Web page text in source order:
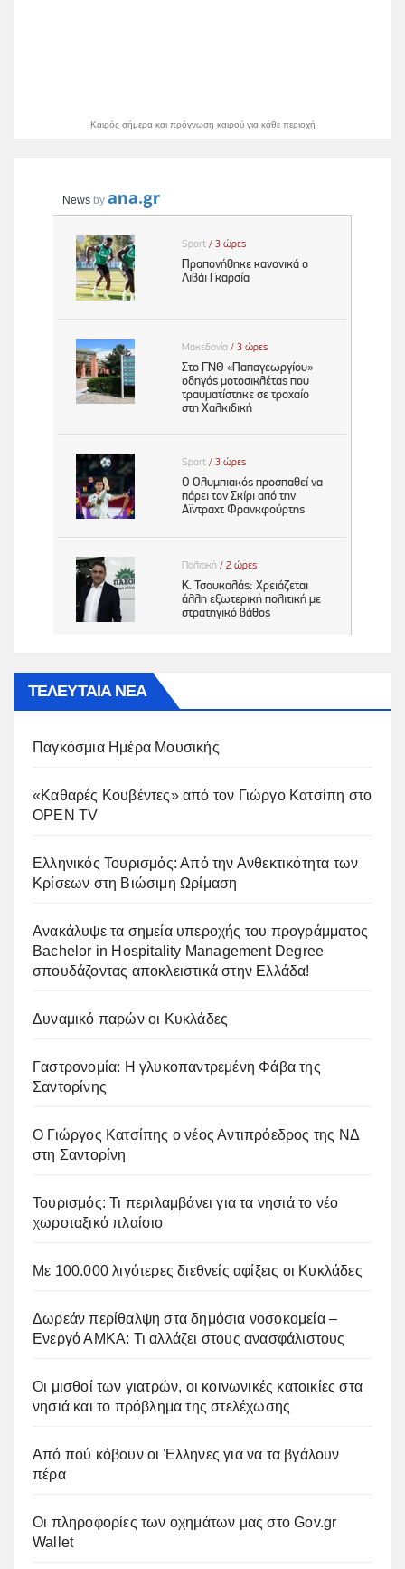
Καιρός σήμερα και πρόγνωση καιρού για κάθε περιοχή
ΤΕΛΕΥΤΑΙΑ ΝΕΑ
Παγκόσμια Ημέρα Μουσικής
«Καθαρές Κουβέντες» από τον Γιώργο Κατσίπη στο
OPEN TV
Ελληνικός Τουρισμός: Από την Ανθεκτικότητα των
Κρίσεων στη Βιώσιμη Ωρίμαση
Ανακάλυψε τα σημεία υπεροχής του προγράμματος
Bachelor in Hospitality Management Degree
σπουδάζοντας αποκλειστικά στην Ελλάδα!
Δυναμικό παρών οι Κυκλάδες
Γαστρονομία: Η γλυκοπαντρεμένη Φάβα της
Σαντορίνης
Ο Γιώργος Κατσίπης ο νέος Αντιπρόεδρος της ΝΔ
στη Σαντορίνη
Τουρισμός: Τι περιλαμβάνει για τα νησιά το νέο
χωροταξικό πλαίσιο
Με 100.000 λιγότερες διεθνείς αφίξεις οι Κυκλάδες
Δωρεάν περίθαλψη στα δημόσια νοσοκομεία –
Ενεργό ΑΜΚΑ: Τι αλλάζει στους ανασφάλιστους
Οι μισθοί των γιατρών, οι κοινωνικές κατοικίες στα
νησιά και το πρόβλημα της στελέχωσης
Από πού κόβουν οι Έλληνες για να τα βγάλουν
πέρα
Οι πληροφορίες των οχημάτων μας στο Gov.gr
Wallet